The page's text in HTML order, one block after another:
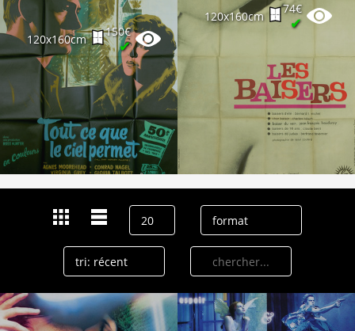
120x160cm
150€
✔
120x160cm
74€
✔